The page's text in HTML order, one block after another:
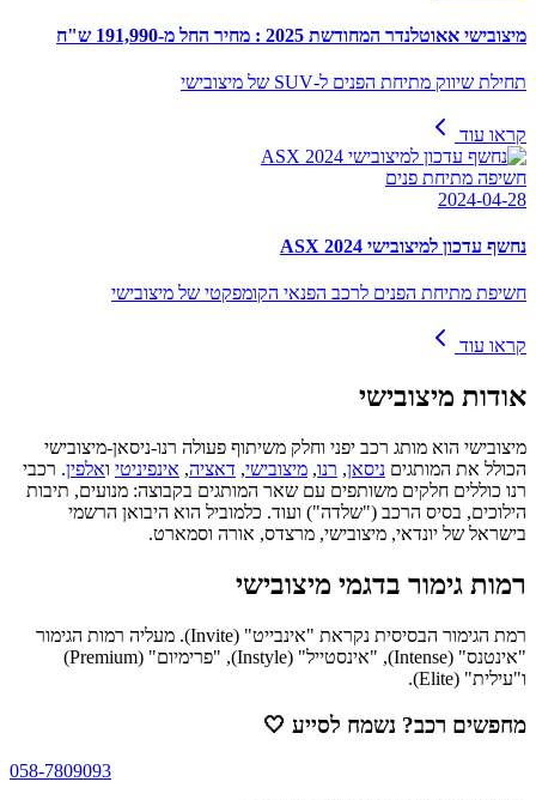
מיצובישי אאוטלנדר המחודשת 2025 : מחיר החל מ-191,990 ש"ח
תחילת שיווק מתיחת הפנים ל-SUV של מיצובישי
קראו עוד
חשיפה מתיחת פנים
2024-04-28
נחשף עדכון למיצובישי ASX 2024
חשיפת מתיחת הפנים לרכב הפנאי הקומפקטי של מיצובישי
קראו עוד
אודות מיצובישי
מיצובישי הוא מותג רכב יפני וחלק משיתוף פעולה רנו-ניסאן-מיצובישי
הכולל את המותגים ניסאן, רנו, מיצובישי, דאציה, אינפיניטי ואלפין. רכבי
רנו כוללים חלקים משותפים עם שאר המותגים בקבוצה: מנועים, תיבות
הילוכים, בסיס הרכב ("שלדה") ועוד. כלמוביל הוא היבואן הרשמי
בישראל של יונדאי, מיצובישי, מרצדס, אורה וסמארט.
רמות גימור בדגמי מיצובישי
רמת הגימור הבסיסית נקראת "אינבייט" (Invite). מעליה רמות הגימור
"אינטנס" (Intense), "אינסטייל" (Instyle), "פרימיום" (Premium)
ו"עילית" (Elite).
מחפשים רכב? נשמח לסייע 🤍
058-7809093